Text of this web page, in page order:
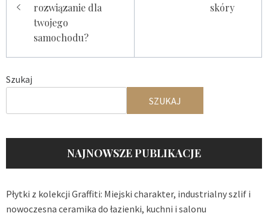
rozwiązanie dla
twojego
samochodu?
skóry
Szukaj
SZUKAJ
NAJNOWSZE PUBLIKACJE
Płytki z kolekcji Graffiti: Miejski charakter, industrialny szlif i
nowoczesna ceramika do łazienki, kuchni i salonu